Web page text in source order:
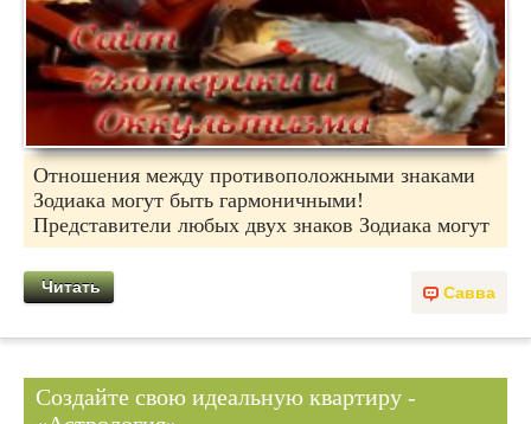
Отношения между противоположными знаками
Зодиака могут быть гармоничными!
Представители любых двух знаков Зодиака могут
Савва
Читать
Создайте свою идеальную квартиру -